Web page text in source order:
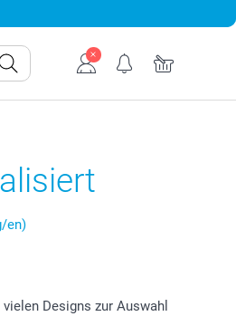
en)
Designs zur Auswahl